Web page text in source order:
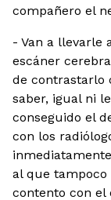
compañero el
- Van a llevarle
escáner
de contrastarlo
saber, igual ni
conseguido el
con los
al que tampoco
contento con el